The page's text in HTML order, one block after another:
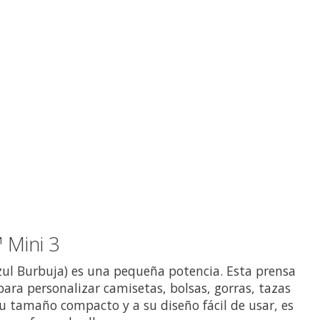
Mini 3
Burbuja) es una pequeña potencia. Esta prensa
personalizar camisetas, bolsas, gorras, tazas
tamaño compacto y a su diseño fácil de usar, es